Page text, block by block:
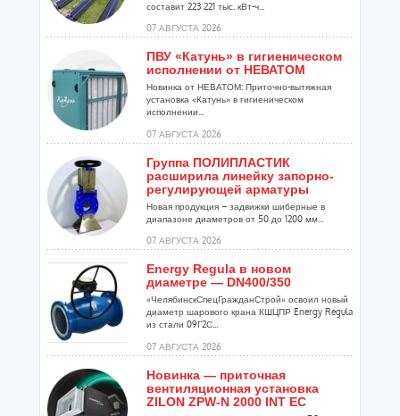
составит 223 221 тыс. кВт-ч...
07 АВГУСТА 2026
ПВУ «Катунь» в гигиеническом
исполнении от НЕВАТОМ
Новинка от НЕВАТОМ: Приточно-вытяжная
установка «Катунь» в гигиеническом
исполнении...
07 АВГУСТА 2026
Группа ПОЛИПЛАСТИК
расширила линейку запорно-
регулирующей арматуры
Новая продукция – задвижки шиберные в
диапазоне диаметров от 50 до 1200 мм...
07 АВГУСТА 2026
Energy Regula в новом
диаметре — DN400/350
«ЧелябинскСпецГражданСтрой» освоил новый
диаметр шарового крана КШЦПР Energy Regula
из стали 09Г2С...
07 АВГУСТА 2026
Новинка — приточная
вентиляционная установка
ZILON ZPW-N 2000 INT EC